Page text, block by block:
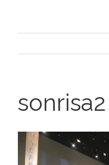
sonrisa2